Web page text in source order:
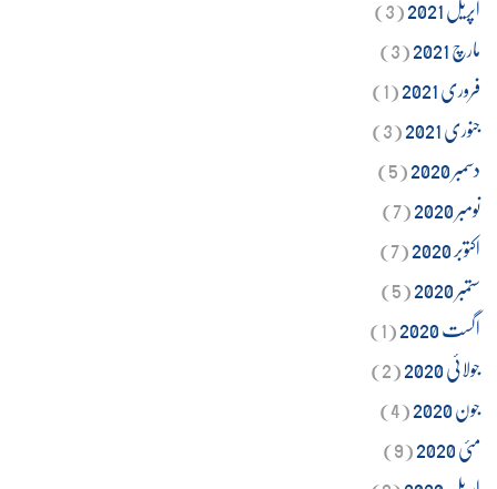
مارچ 2021
(3)
فروری 2021
(1)
جنوری 2021
(3)
دسمبر 2020
(5)
نومبر 2020
(7)
اکتوبر 2020
(7)
ستمبر 2020
(5)
اگست 2020
(1)
جولائی 2020
(2)
جون 2020
(4)
مئی 2020
(9)